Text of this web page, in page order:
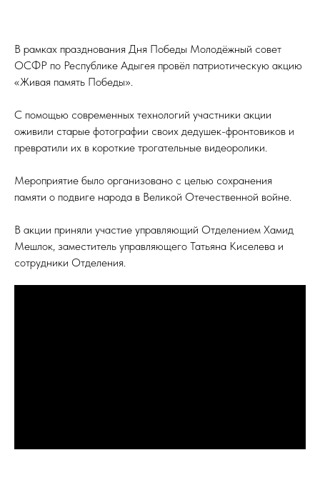
В рамках празднования Дня Победы Молодёжный совет
ОСФР по Республике Адыгея провёл патриотическую акцию
«Живая память Победы».
С помощью современных технологий участники акции
оживили старые фотографии своих дедушек-фронтовиков и
превратили их в короткие трогательные видеоролики.
Мероприятие было организовано с целью сохранения
памяти о подвиге народа в Великой Отечественной войне.
В акции приняли участие управляющий Отделением Хамид
Мешлок, заместитель управляющего Татьяна Киселева и
сотрудники Отделения.